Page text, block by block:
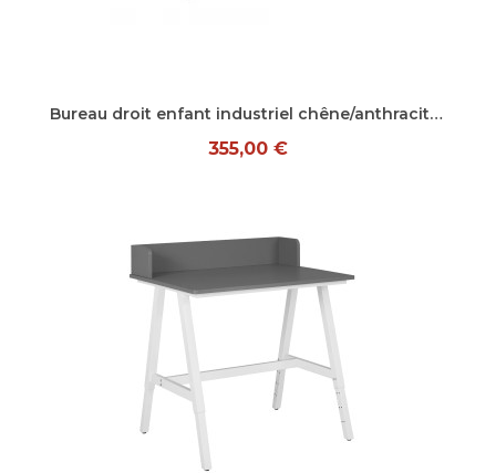
Aperçu rapide Bureau droit enfant industriel chêne/anthracite Scotland
355,00 €